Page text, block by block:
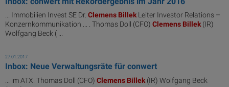
... Immobilien Invest SE Dr. Clemens BillekLeiter Investor Relations –
Konzernkommunikation ... . Thomas Doll (CFO) Clemens Billek(IR)
Wolfgang Beck ( ...
27.01.2017
Inbox: Neue Verwaltungsräte für conwert
... im ATX. Thomas Doll (CFO) Clemens Billek(IR) Wolfgang Beck